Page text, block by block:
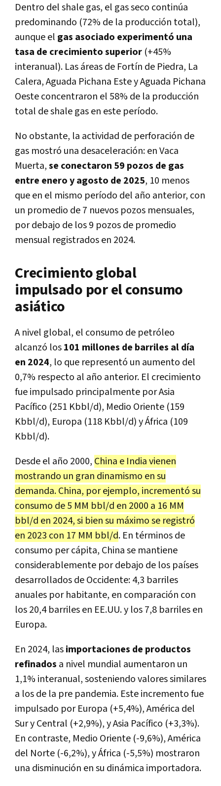
Dentro del shale gas, el gas seco continúa
predominando (72% de la producción total),
aunque el gas asociado experimentó una
tasa de crecimiento superior (+45%
interanual). Las áreas de Fortín de Piedra, La
Calera, Aguada Pichana Este y Aguada Pichana
Oeste concentraron el 58% de la producción
total de shale gas en este período.
No obstante, la actividad de perforación de
gas mostró una desaceleración: en Vaca
Muerta,se conectaron 59 pozos de gas
entre enero y agosto de 2025, 10 menos
que en el mismo período del año anterior, con
un promedio de 7 nuevos pozos mensuales,
por debajo de los 9 pozos de promedio
mensual registrados en 2024.
Crecimiento global
impulsado por el consumo
asiático
A nivel global, el consumo de petróleo
alcanzó los101 millones de barriles al día
en 2024, lo que representó un aumento del
0,7% respecto al año anterior. El crecimiento
fue impulsado principalmente por Asia
Pacífico (251 Kbbl/d), Medio Oriente (159
Kbbl/d), Europa (118 Kbbl/d) y África (109
Kbbl/d).
Desde el año 2000, China e India vienen
mostrando un gran dinamismo en su
demanda. China, por ejemplo, incrementó su
consumo de 5 MM bbl/d en 2000 a 16 MM
bbl/d en 2024, si bien su máximo se registró
en 2023 con 17 MM bbl/d. En términos de
consumo per cápita, China se mantiene
considerablemente por debajo de los países
desarrollados de Occidente: 4,3 barriles
anuales por habitante, en comparación con
los 20,4 barriles en EE.UU. y los 7,8 barriles en
Europa.
En 2024, lasimportaciones de productos
refinados a nivel mundial aumentaron un
1,1% interanual, sosteniendo valores similares
a los de la pre pandemia. Este incremento fue
impulsado por Europa (+5,4%), América del
Sur y Central (+2,9%), y Asia Pacífico (+3,3%).
En contraste, Medio Oriente (-9,6%), América
del Norte (-6,2%), y África (-5,5%) mostraron
una disminución en su dinámica importadora.